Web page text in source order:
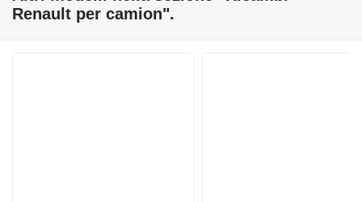
Renault per camion".